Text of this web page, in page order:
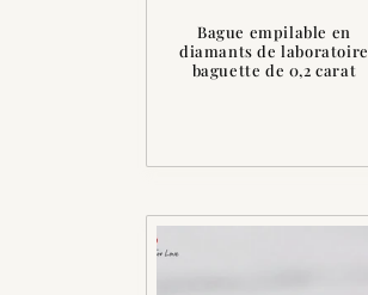
Bague empilable en
diamants de laboratoire
baguette de 0,2 carat